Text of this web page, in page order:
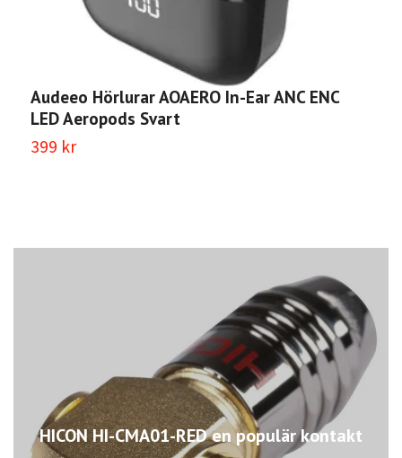
HICON HI-CMA01-RED en populär kontakt
Audeeo Hörlurar AOAERO In-Ear ANC ENC
LED Aeropods Svart
399 kr